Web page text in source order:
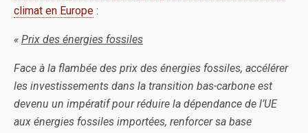
climat en Europe :
« Prix des énergies fossiles
Face à la flambée des prix des énergies fossiles, accélérer
les investissements dans la transition bas-carbone est
devenu un impératif pour réduire la dépendance de l’UE
aux énergies fossiles importées, renforcer sa base